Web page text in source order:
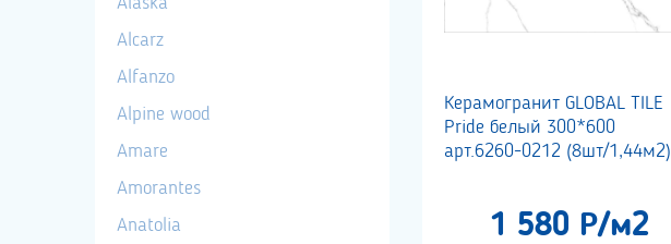
Alcarz
Alfanzo
Alpine wood
Amare
Amorantes
Anatolia
Керамогранит GLOBAL TILE
Pride белый 300*600
арт.6260-0212 (8шт/1,44м2)
1 580 Р/м2